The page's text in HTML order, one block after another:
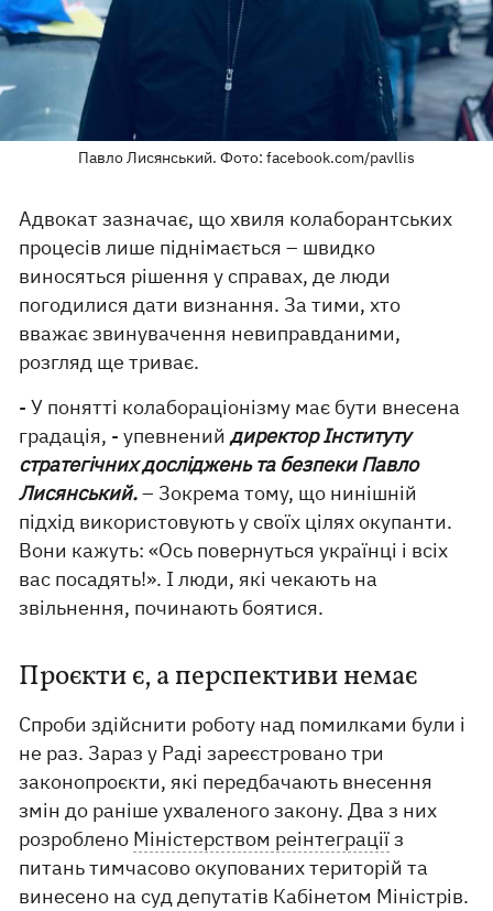
Павло Лисянський. Фото: facebook.com/pavllis
Адвокат зазначає, що хвиля колаборантських
процесів лише піднімається – швидко
виносяться рішення у справах, де люди
погодилися дати визнання. За тими, хто
вважає звинувачення невиправданими,
розгляд ще триває.
- У понятті колабораціонізму має бути внесена
градація, - упевненийдиректор Інституту
стратегічних досліджень та безпеки Павло
Лисянський.– Зокрема тому, що нинішній
підхід використовують у своїх цілях окупанти.
Вони кажуть: «Ось повернуться українці і всіх
вас посадять!». І люди, які чекають на
звільнення, починають боятися.
Проєкти є, а перспективи немає
Спроби здійснити роботу над помилками були і
не раз. Зараз у Раді зареєстровано три
законопроєкти, які передбачають внесення
змін до раніше ухваленого закону. Два з них
розроблено Міністерством реінтеграціїз
питань тимчасово окупованих територій та
винесено на суд депутатів Кабінетом Міністрів.